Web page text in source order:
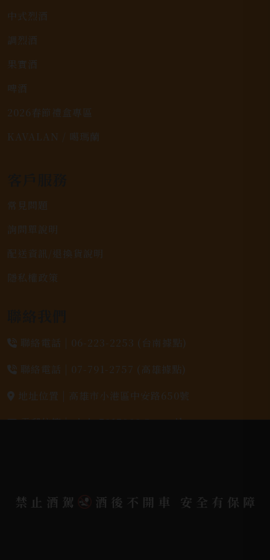
中式烈酒
調烈酒
果實酒
啤酒
2026春節禮盒專區
KAVALAN / 噶瑪蘭
常見問題
詢問單說明
配送資訊/退換貨說明
隱私權政策
聯絡電話 | 06-223-2253 (台南據點)
聯絡電話 | 07-791-2757 (高雄據點)
地址位置 | 高雄市小港區中安路650號
電郵信箱 |yixin7917909@gmail.com
2026. All rights reserved.
Designed By
禁止酒駕 酒後不開車 安全有保障